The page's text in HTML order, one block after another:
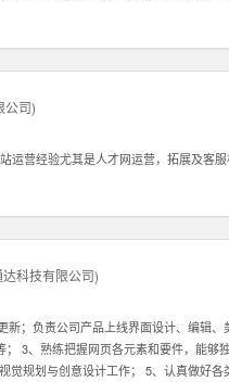
头小利而失去客户对你的信任。 2: 我们
大的平台--我们在北京，深圳，香港，
要具备百折不挠，坚持不懈的素质，这
创业及互联网产品的销售方面有经验
类和建立适合自己的销售系统而大幅
成为销售经理，管理一个业务团队。 6
这样才能真正服务好你的客户。目前
对网络销售充满热爱，愿意接受挑战，
公司)
营经验尤其是人才网运营，拓展及客服
达科技有限公司)
新；负责公司产品上线界面设计、编辑
3、熟练把握网页各元素和要件，能
觉规划与创意设计工作； 5、认真做好